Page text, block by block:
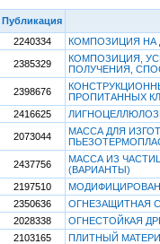
Публикация
2240334
КОМПОЗИЦИЯ НА
2385329
КОМПОЗИЦИЯ,
ПОЛУЧЕНИЯ,
2398676
ПРОПИТАННЫХ
2416625
2073044
МАССА ДЛЯ
2437756
МАССА ИЗ
(ВАРИАНТЫ)
2197510
2350636
ОГНЕЗАЩИТНАЯ
2028338
ОГНЕСТОЙКАЯ
2103165
ПЛИТНЫЙ